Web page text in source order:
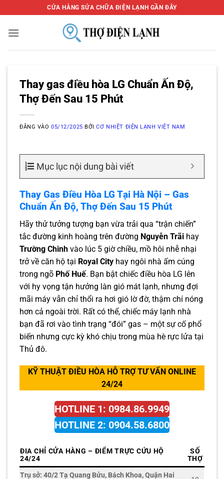
qua
nội
CỬA HÀNG SỬA CHỮA ĐIỆN LẠNH GẦN ĐÂY
Thay gas điều hòa LG Chuẩn Ấn Độ,
Thợ Đến Sau 15 Phút
ĐĂNG VÀO05/12/2025 BỞICƠ NHIỆT ĐIỆN LẠNH VIỆT NAM
Mục lục nội dung bài viết
Thay Gas Điều Hòa LG Tại Hà Nội – Gas
Chuẩn Ấn Độ, Thợ Đến Sau 15 Phút
Hãy thử tưởng tượng bạn vừa trải qua “trận chiến”
tắc đường kinh hoàng trên đường Nguyễn Trãi hay
Trường Chinh vào lúc 5 giờ chiều, mồ hôi nhễ nhại
trở về căn hộ tại Royal City hay ngôi nhà ấm cúng
trong ngõ Phố Huế. Bạn bật chiếc điều hòa LG lên
với hy vọng tận hưởng làn gió mát lạnh, nhưng đợi
mãi máy vẫn chỉ thổi ra hơi gió lờ đờ, thậm chí nóng
hơn cả ngoài trời. Rất có thể, chiếc máy lạnh nhà
bạn đã rơi vào tình trạng “đói” gas – một sự cố phổ
biến nhưng cực kỳ khó chịu trong mùa hè rực lửa tại
Thủ đô.
KỸ THUẬT ĐIỀU HÒA HỖ TRỢ TƯ VẤN ONLINE
24/24
HOTLINE 1: 0984.86.9949
HOTLINE 2: 0904.58.6800
ĐIA CHỈ CỬA HÀNG – ĐIỂM TRỰC CỨU HỘ
24/24
SỐ
THỢ
Trụ sở: 40/2 Tạ Quang Bửu, Bách Khoa, Quận Hai